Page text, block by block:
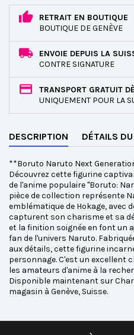
RETRAIT EN BOUTIQUE
BOUTIQUE DE GENÈVE
ENVOIE DEPUIS LA
CONTRE SIGNATURE
TRANSPORT GRATUIT
UNIQUEMENT POUR LA
DESCRIPTION DÉTAILS
**Boruto Naruto Next
Découvrez cette figurine
de l'anime populaire "Boruto:
pièce de collection représente
emblématique de Hokage, avec
capturent son charisme et sa
et la finition soignée en font
fan de l'univers Naruto.
aux détails, cette figurine
personnage. C'est un excellent
les amateurs d'anime à la
Disponible maintenant sur
magasin à Genève, Suisse.